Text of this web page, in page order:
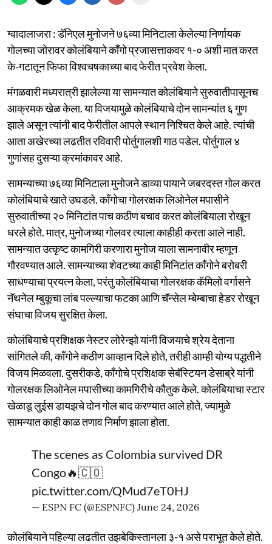
ग्वादालाजरा : डॅनिएल मुनोजने ७६व्या मिनिटाला केलेल्या निर्णायक
गोलच्या जोरावर कोलंबियाने काँगो प्रजासत्ताकवर १-० अशी मात करत
के-गटातून फिफा विश्वचषकाच्या बाद फेरीत प्रवेश केला.
मंगळवारी मध्यरात्री झालेल्या या सामन्यात कोलंबियाने सुरुवातीपासूनच
आक्रमक खेळ केला. या विजयामुळे कोलंबियाचे दोन सामन्यांत ६ गुण
झाले असून त्यांनी बाद फेरीतील आपले स्थान निश्चित केले आहे. त्यांची
आता अखेरच्या लढतीत रविवारी पोर्तुगालशी गाठ पडेल. पोर्तुगाल ४
गुणांसह दुसऱ्या क्रमांकावर आहे.
सामन्याच्या ७६व्या मिनिटाला मुनोजने डाव्या पायाने जबरदस्त गोल करत
कोलंबियाचे खाते उघडले. काँगोचा गोलरक्षक लिओनेल मपासीने
सुरुवातीच्या २० मिनिटांत पाच कठीण बचाव करत कोलंबियाला रोखून
धरले होते. मात्र, मुनोजच्या गोलवर त्याला काहीही करता आले नाही.
सामन्यात उत्कृष्ट कामगिरी करणारा मुनोज याला सामनावीर म्हणून
गौरवण्यात आले. सामन्याच्या शेवटच्या काही मिनिटांत काँगोने बरोबरी
साधण्याचा प्रयत्न केला, परंतु कोलंबियाचा गोलरक्षक कॅमिलो वर्गासने
नॅथनेल म्बुकूचा लांब पल्ल्याचा फटका आणि चॅन्सेल म्बेम्बाचा हेडर रोखून
संघाचा विजय सुरक्षित केला.
कोलंबियाचे प्रशिक्षक नेस्टर लोरेन्झो यांनी विजयाचे श्रेय देताना
सांगितले की, काँगोने कठीण आव्हान दिले होते, तरीही आम्ही योग्य पद्धतीने
विजय मिळवला. दुसरीकडे, काँगोचे प्रशिक्षक सेबॅस्टियन डेसाब्रे यांनी
गोलरक्षक लिओनेल मपासीच्या कामगिरीचे कौतुक केले. कोलंबियाचा स्टार
खेळाडू लुईस डायझचे दोन गोल बाद करण्यात आले होते, ज्यामुळे
सामन्यात काही काळ तणाव निर्माण झाला होता.
The scenes as Colombia survived DR
Congo🔥🇨🇴
pic.twitter.com/QMud7eT0HJ
— ESPN FC (@ESPNFC) June 24, 2026
कोलंबियाने पहिल्या लढतीत उझबेकिस्तानला ३-१ असे पराभूत केले होते.